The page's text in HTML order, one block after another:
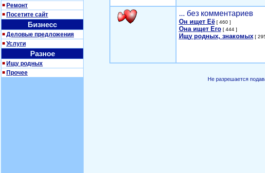
Ремонт
Посетите сайт
Бизнесс
Деловые предложения
Услуги
Разное
Ищу родных
Прочее
... без комментариев
Он ищет Её[ 460 ]
Она ищет Его[ 444 ]
Ищу родных, знакомых[
Не разрешается